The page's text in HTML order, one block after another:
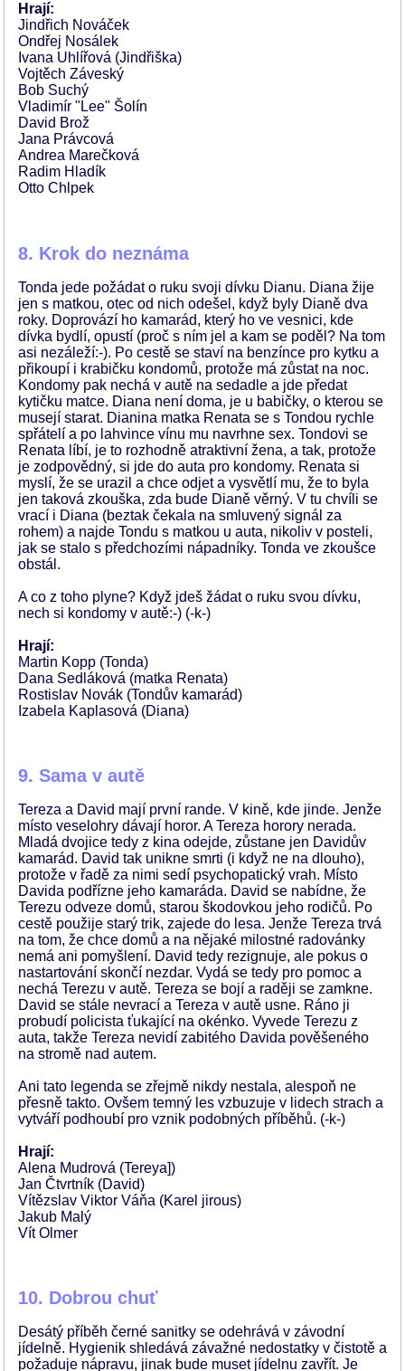
Hrají:
Jindřich Nováček
Ondřej Nosálek
Ivana Uhlířová (Jindřiška)
Vojtěch Záveský
Bob Suchý
Vladimír "Lee" Šolín
David Brož
Jana Právcová
Andrea Marečková
Radim Hladík
Otto Chlpek
8. Krok do neznáma
Tonda jede požádat o ruku svoji dívku Dianu. Diana žije
jen s matkou, otec od nich odešel, když byly Dianě dva
roky. Doprovází ho kamarád, který ho ve vesnici, kde
dívka bydlí, opustí (proč s ním jel a kam se poděl? Na tom
asi nezáleží:-). Po cestě se staví na benzínce pro kytku a
přikoupí i krabičku kondomů, protože má zůstat na noc.
Kondomy pak nechá v autě na sedadle a jde předat
kytičku matce. Diana není doma, je u babičky, o kterou se
musejí starat. Dianina matka Renata se s Tondou rychle
spřátelí a po lahvince vínu mu navrhne sex. Tondovi se
Renata líbí, je to rozhodně atraktivní žena, a tak, protože
je zodpovědný, si jde do auta pro kondomy. Renata si
myslí, že se urazil a chce odjet a vysvětlí mu, že to byla
jen taková zkouška, zda bude Dianě věrný. V tu chvíli se
vrací i Diana (beztak čekala na smluvený signál za
rohem) a najde Tondu s matkou u auta, nikoliv v posteli,
jak se stalo s předchozími nápadníky. Tonda ve zkoušce
obstál.
A co z toho plyne? Když jdeš žádat o ruku svou dívku,
nech si kondomy v autě:-) (-k-)
Hrají:
Martin Kopp (Tonda)
Dana Sedláková (matka Renata)
Rostislav Novák (Tondův kamarád)
Izabela Kaplasová (Diana)
9. Sama v autě
Tereza a David mají první rande. V kině, kde jinde. Jenže
místo veselohry dávají horor. A Tereza horory nerada.
Mladá dvojice tedy z kina odejde, zůstane jen Davidův
kamarád. David tak unikne smrti (i když ne na dlouho),
protože v řadě za nimi sedí psychopatický vrah. Místo
Davida podřízne jeho kamaráda. David se nabídne, že
Terezu odveze domů, starou škodovkou jeho rodičů. Po
cestě použije starý trik, zajede do lesa. Jenže Tereza trvá
na tom, že chce domů a na nějaké milostné radovánky
nemá ani pomyšlení. David tedy rezignuje, ale pokus o
nastartování skončí nezdar. Vydá se tedy pro pomoc a
nechá Terezu v autě. Tereza se bojí a raději se zamkne.
David se stále nevrací a Tereza v autě usne. Ráno ji
probudí policista ťukající na okénko. Vyvede Terezu z
auta, takže Tereza nevidí zabitého Davida pověšeného
na stromě nad autem.
Ani tato legenda se zřejmě nikdy nestala, alespoň ne
přesně takto. Ovšem temný les vzbuzuje v lidech strach a
vytváří podhoubí pro vznik podobných příběhů. (-k-)
Hrají:
Alena Mudrová (Tereya])
Jan Čtvrtník (David)
Vítězslav Viktor Váňa (Karel jirous)
Jakub Malý
Vít Olmer
10. Dobrou chuť
Desátý příběh černé sanitky se odehrává v závodní
jídelně. Hygienik shledává závažné nedostatky v čistotě a
požaduje nápravu, jinak bude muset jídelnu zavřít. Je